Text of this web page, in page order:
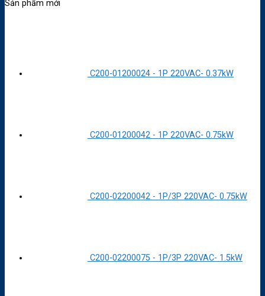
Sản phẩm mới
C200-01200024 - 1P 220VAC- 0.37kW
C200-01200042 - 1P 220VAC- 0.75kW
C200-02200042 - 1P/3P 220VAC- 0.75kW
C200-02200075 - 1P/3P 220VAC- 1.5kW